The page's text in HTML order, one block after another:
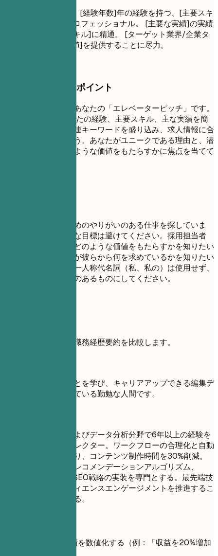
結果重視の[役職名]、[経験年数]年の経験を持つ、[主要スキ
ル/業界]におけるプロフェッショナル。 [主要な実績]の実績
あり。[主要技術/スキル]に精通。 [ターゲット業界/企業タ
イプ]に[具体的な価値]を提供することに尽力。
押さえておきたいポイント
職務経歴の要約は、あなたの「エレベーターピッチ」です。
3〜5文程度で、あなたの経験、主要スキル、主な実績を簡
潔にまとめます。関連キーワードを盛り込み、求人情報に合
わせて調整しましょう。あなたがユニークである理由と、潜
在的な雇用主にどのような価値をもたらすかに焦点を当てて
「スキルアップのためのやりがいのある仕事を探していま
す」のような一般的な目標は避けてください。採用担当者
は、あなたが彼らにどのような価値をもたらすかを知りたい
のであって、あなたが彼らから何を求めているかを知りたい
のではありません。一人称代名詞（私、私の）は使用せず、
簡潔かつインパクトのあるものにしてください。
弱い志望動機と強い職務経歴要約を比較します。
志望動機：新しいことを学び、キャリアアップできる編集デ
ィレクター職を探している勤勉な人間です。
デジタルメディアおよびデータ分析分野で6年以上の経験を
持つシニア編集ディレクター。ワークフローの合理化と自動
化ツールの導入により、コンテンツ制作時間を30%削減。
AI駆動型コンテンツレコメンデーションアルゴリズム、
Google Analytics、SEO戦略の実装を専門とする。最先端技
術を統合してオーディエンスエンゲージメントを推進するこ
とに情熱を注いでいる。
可能な限り実績を数値化する（例：「収益を20%増加